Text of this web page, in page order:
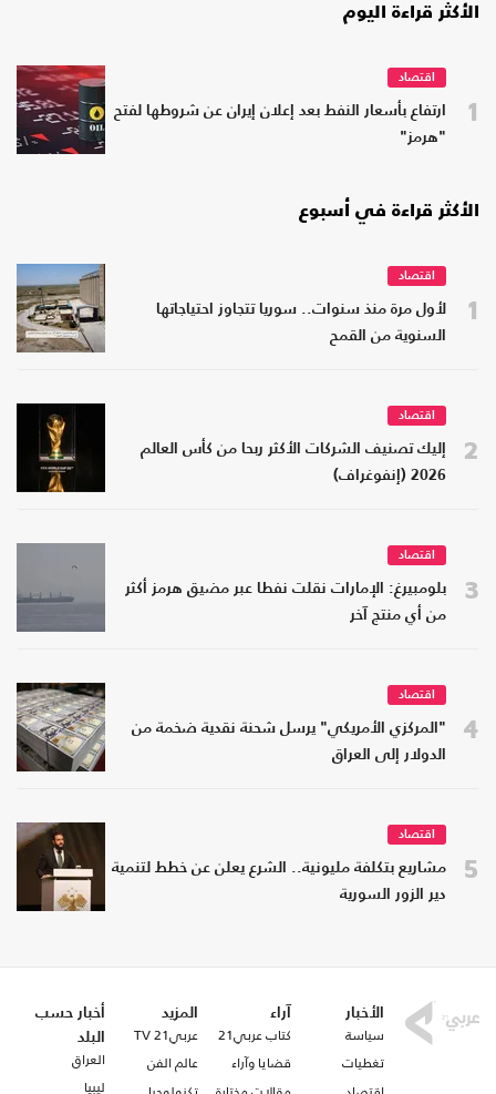
الأكثر قراءة اليوم
1
اقتصاد
ارتفاع بأسعار النفط بعد إعلان إيران عن شروطها لفتح
"هرمز"
الأكثر قراءة في أسبوع
1
اقتصاد
لأول مرة منذ سنوات.. سوريا تتجاوز احتياجاتها
السنوية من القمح
2
اقتصاد
إليك تصنيف الشركات الأكثر ربحا من كأس العالم
2026 (إنفوغراف)
3
اقتصاد
بلومبيرغ: الإمارات نقلت نفطا عبر مضيق هرمز أكثر
من أي منتج آخر
4
اقتصاد
"المركزي الأمريكي" يرسل شحنة نقدية ضخمة من
الدولار إلى العراق
5
اقتصاد
مشاريع بتكلفة مليونية.. الشرع يعلن عن خطط لتنمية
دير الزور السورية
الأخبار
سياسة
تغطيات
آراء
كتاب عربي21
قضايا وآراء
المزيد
عربي21 TV
عالم الفن
أخبار حسب
البلد
العراق
ليبيا